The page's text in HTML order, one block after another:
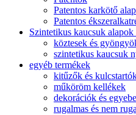
Patentos karkötő
Patentos
Szintetikus kaucsuk
köztesek és
szintetikus kaucsuk
egyéb termékek
kitűzők és
műköröm kellékek
dekorációk és
rugalmas és nem